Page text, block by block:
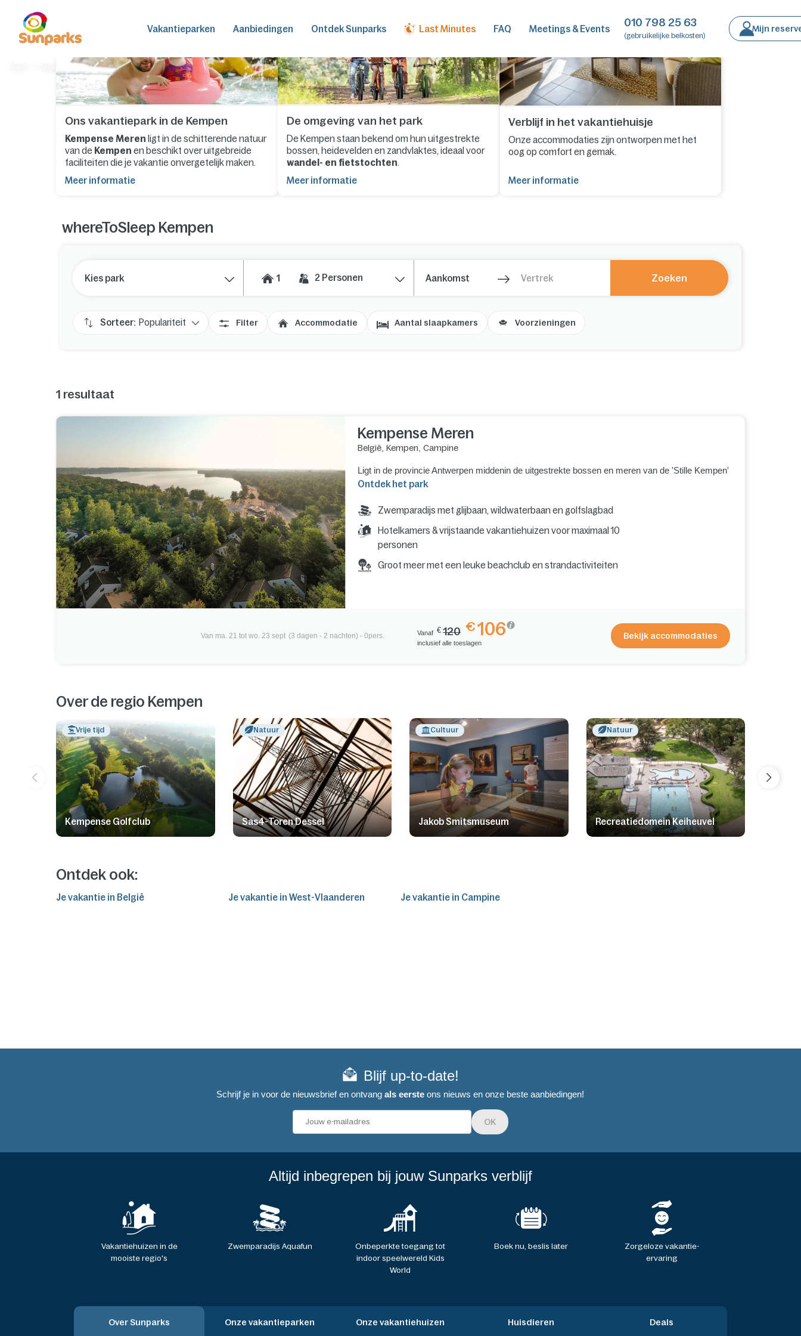
Vakantieparken Aanbiedingen Ontdek Sunparks Last Minutes FAQ Meetings & Events 010 798 25 63
(gebruikelijke belkosten)
Mijn
Kempen
Ons vakantiepark in de Kempen
Kempense Meren ligt in de schitterende natuur
van de Kempen en beschikt over uitgebreide
faciliteiten die je vakantie onvergetelijk maken.
Meer informatie
De omgeving van het park
De Kempen staan bekend om hun uitgestrekte
bossen, heidevelden en zandvlaktes, ideaal voor
wandel- en fietstochten.
Meer informatie
Verblijf in het vakantiehuisje
Onze accommodaties zijn ontworpen met het
oog op comfort en gemak.
Meer informatie
whereToSleep Kempen
Kies park 1 2 Personen Zoeken
Sorteer: Populariteit Filter Accommodatie Aantal slaapkamers Voorzieningen
1 resultaat
Kempense Meren
België, Kempen, Campine
Ligt in de provincie Antwerpen middenin de uitgestrekte bossen en meren van de 'Stille Kempen'
Ontdek het park
Zwemparadijs met glijbaan, wildwaterbaan en golfslagbad
Hotelkamers & vrijstaande vakantiehuizen voor maximaal 10
personen
Groot meer met een leuke beachclub en strandactiviteiten
Van ma. 21 tot wo. 23 sept (3 dagen - 2 nachten) - 0pers. Vanaf € 120 €106
inclusief alle toeslagen
Bekijk accommodaties
Over de regio Kempen
Vrije tijd
Kempense Golfclub
Natuur
Sas4-Toren Dessel
Cultuur
Jakob Smitsmuseum
Natuur
Recreatiedomein Keiheuvel
Ontdek ook:
Je vakantie in België Je vakantie in West-Vlaanderen Je vakantie in Campine
Blijf up-to-date!
Schrijf je in voor de nieuwsbrief en ontvangals eerste ons nieuws en onze beste aanbiedingen!
OK
Altijd inbegrepen bij jouw Sunparks verblijf
Vakantiehuizen in de
mooiste regio's
Zwemparadijs Aquafun
Onbeperkte toegang tot
indoor speelwereld Kids
World
Boek nu, beslis later
Zorgeloze vakantie-
ervaring
Over Sunparks Onze vakantieparken Onze vakantiehuizen Huisdieren Deals